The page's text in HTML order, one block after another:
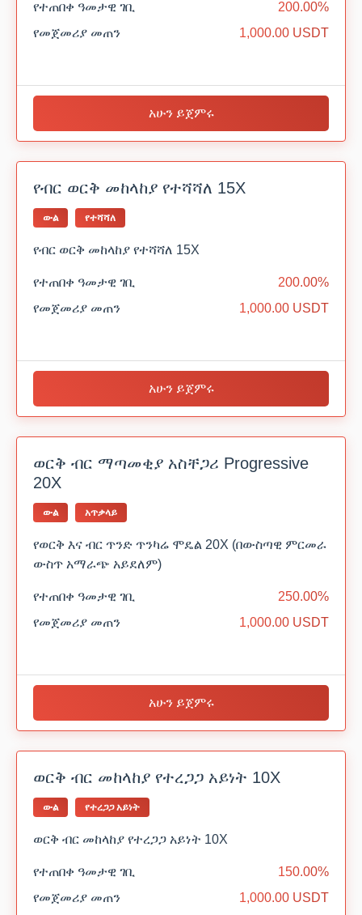
የተጠበቀ ዓመታዊ ገቢ
200.00%
የመጀመሪያ መጠን
1,000.00 USDT
አሁን ይጀምሩ
የብር ወርቅ መከላከያ የተሻሻለ 15X
ውል የተሻሻለ
የብር ወርቅ መከላከያ የተሻሻለ 15X
የተጠበቀ ዓመታዊ ገቢ
200.00%
የመጀመሪያ መጠን
1,000.00 USDT
አሁን ይጀምሩ
ወርቅ ብር ማጣመቂያ አስቸጋሪ Progressive
20X
ውል አጥቃላይ
የወርቅ እና ብር ጥንድ ጥንካሬ ሞዴል 20X (በውስጣዊ ምርመራ
ውስጥ አማራጭ አይደለም)
የተጠበቀ ዓመታዊ ገቢ
250.00%
የመጀመሪያ መጠን
1,000.00 USDT
አሁን ይጀምሩ
ወርቅ ብር መከላከያ የተረጋጋ አይነት 10X
ውል የተረጋጋ አይነት
ወርቅ ብር መከላከያ የተረጋጋ አይነት 10X
የተጠበቀ ዓመታዊ ገቢ
150.00%
የመጀመሪያ መጠን
1,000.00 USDT